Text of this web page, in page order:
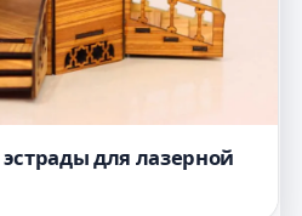
для лазерной